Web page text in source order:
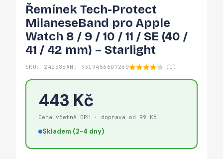
SE
(40
/
41
Řemínek Tech-Protect
MilaneseBand pro Apple
Watch 8 / 9 / 10 / 11 / SE (40 /
41 / 42 mm) – Starlight
SKU: 24258EAN: 9319456607260 (1)
443 Kč
Cena včetně DPH · doprava od 99 Kč
Skladem (2-4 dny)